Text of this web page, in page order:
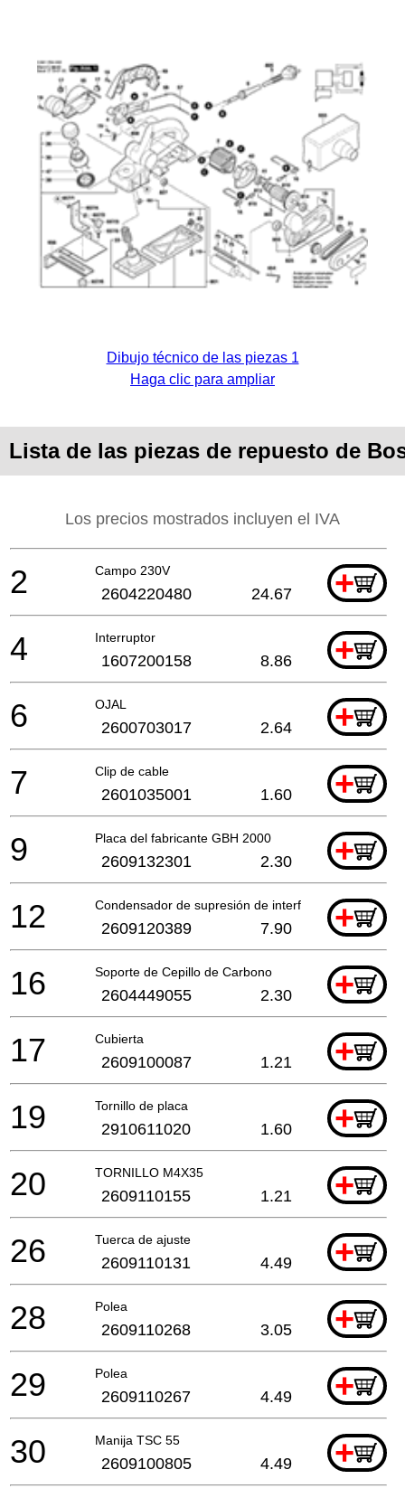
Dibujo técnico de las piezas 1
Haga clic para ampliar
Lista de las piezas de repuesto de
Los precios mostrados incluyen el IVA
Campo 230V +
2 2604220480 24.67
Interruptor +
4 1607200158 8.86
OJAL +
6 2600703017 2.64
Clip de cable +
7 2601035001 1.60
Placa del fabricante GBH 2000 +
9 2609132301 2.30
Condensador de supresión de interferencias
+
12 2609120389 7.90
Soporte de Cepillo de Carbono +
16 2604449055 2.30
Cubierta +
17 2609100087 1.21
Tornillo de placa +
19 2910611020 1.60
TORNILLO M4X35 +
20 2609110155 1.21
Tuerca de ajuste +
26 2609110131 4.49
Polea +
28 2609110268 3.05
Polea +
29 2609110267 4.49
Manija TSC 55 +
30 2609100805 4.49